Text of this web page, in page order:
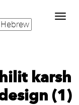
Toggle
navigation
karsh
(1)